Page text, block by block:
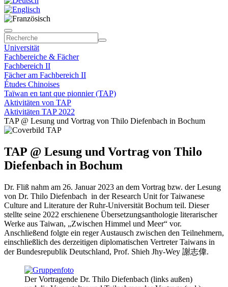
Universität
Fachbereiche & Fächer
Fachbereich II
Fächer am Fachbereich II
Études Chinoises
Taïwan en tant que pionnier (TAP)
Aktivitäten von TAP
Aktivitäten TAP 2022
TAP @ Lesung und Vortrag von Thilo Diefenbach in Bochum
TAP @ Lesung und Vortrag von Thilo
Diefenbach in Bochum
Dr. Fliß nahm am 26. Januar 2023 an dem Vortrag bzw. der Lesung
von Dr. Thilo Diefenbach in der Research Unit for Taiwanese
Culture and Literature der Ruhr-Universität Bochum teil. Dieser
stellte seine 2022 erschienene Übersetzungsanthologie literarischer
Werke aus Taiwan, „Zwischen Himmel und Meer“ vor.
Anschließend folgte ein reger Austausch zwischen den Teilnehmern,
einschließlich des derzeitigen diplomatischen Vertreter Taiwans in
der Bundesrepublik Deutschland, Prof. Shieh Jhy-Wey 謝志偉.
Der Vortragende Dr. Thilo Diefenbach (links außen)